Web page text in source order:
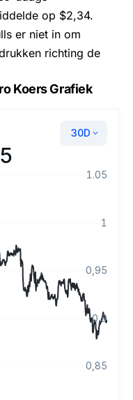
op $2,34.
er niet in om
richting de
Koers Grafiek